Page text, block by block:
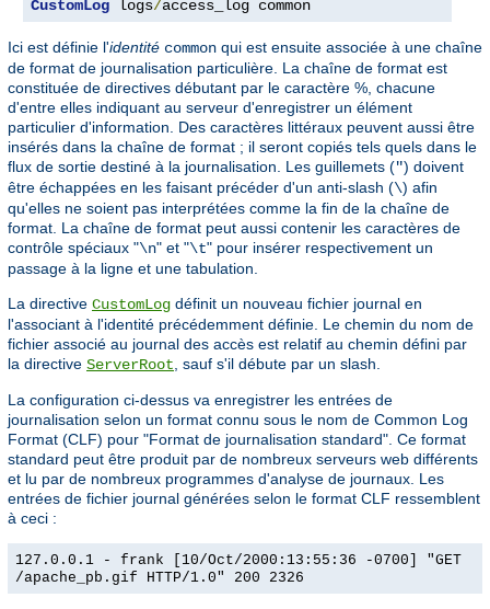
CustomLog logs/access_log common
Ici est définie l'identité common qui est ensuite associée à une chaîne
de format de journalisation particulière. La chaîne de format est
constituée de directives débutant par le caractère %, chacune
d'entre elles indiquant au serveur d'enregistrer un élément
particulier d'information. Des caractères littéraux peuvent aussi être
insérés dans la chaîne de format ; il seront copiés tels quels dans le
flux de sortie destiné à la journalisation. Les guillemets (") doivent
être échappées en les faisant précéder d'un anti-slash (\) afin
qu'elles ne soient pas interprétées comme la fin de la chaîne de
format. La chaîne de format peut aussi contenir les caractères de
contrôle spéciaux "\n" et "\t" pour insérer respectivement un
passage à la ligne et une tabulation.
La directive CustomLog définit un nouveau fichier journal en
l'associant à l'identité précédemment définie. Le chemin du nom de
fichier associé au journal des accès est relatif au chemin défini par
la directive ServerRoot , sauf s'il débute par un slash.
La configuration ci-dessus va enregistrer les entrées de
journalisation selon un format connu sous le nom de Common Log
Format (CLF) pour "Format de journalisation standard". Ce format
standard peut être produit par de nombreux serveurs web différents
et lu par de nombreux programmes d'analyse de journaux. Les
entrées de fichier journal générées selon le format CLF ressemblent
à ceci :
127.0.0.1 - frank [10/Oct/2000:13:55:36 -0700] "GET
/apache_pb.gif HTTP/1.0" 200 2326